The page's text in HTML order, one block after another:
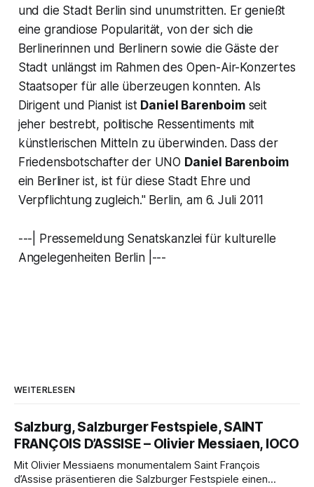
und die Stadt Berlin sind unumstritten. Er genießt
eine grandiose Popularität, von der sich die
Berlinerinnen und Berlinern sowie die Gäste der
Stadt unlängst im Rahmen des Open-Air-Konzertes
Staatsoper für alle überzeugen konnten. Als
Dirigent und Pianist ist Daniel Barenboimseit
jeher bestrebt, politische Ressentiments mit
künstlerischen Mitteln zu überwinden. Dass der
Friedensbotschafter der UNO Daniel Barenboim
ein Berliner ist, ist für diese Stadt Ehre und
Verpflichtung zugleich." Berlin, am 6. Juli 2011
---| Pressemeldung Senatskanzlei für kulturelle
Angelegenheiten Berlin |---
WEITERLESEN
Salzburg, Salzburger Festspiele, SAINT
FRANÇOIS D’ASSISE – Olivier Messiaen, IOCO
Mit Olivier Messiaens monumentalem Saint François
d’Assise präsentieren die Salzburger Festspiele einen